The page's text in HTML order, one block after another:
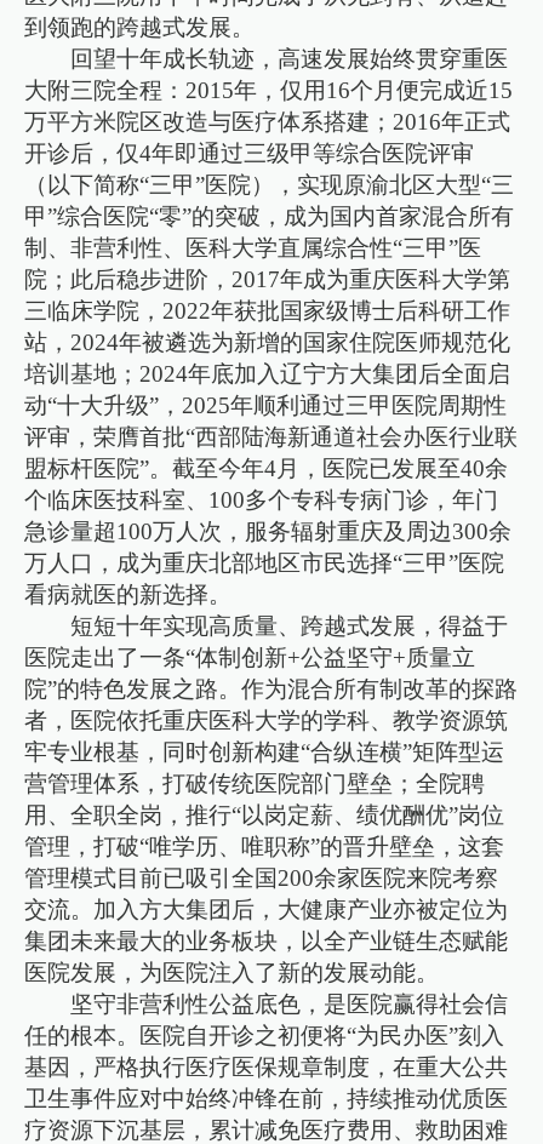
到领跑的跨越式发展。
回望十年成长轨迹，高速发展始终贯穿重医
大附三院全程：2015年，仅用16个月便完成近15
万平方米院区改造与医疗体系搭建；2016年正式
开诊后，仅4年即通过三级甲等综合医院评审
（以下简称“三甲”医院），实现原渝北区大型“三
甲”综合医院“零”的突破，成为国内首家混合所有
制、非营利性、医科大学直属综合性“三甲”医
院；此后稳步进阶，2017年成为重庆医科大学第
三临床学院，2022年获批国家级博士后科研工作
站，2024年被遴选为新增的国家住院医师规范化
培训基地；2024年底加入辽宁方大集团后全面启
动“十大升级”，2025年顺利通过三甲医院周期性
评审，荣膺首批“西部陆海新通道社会办医行业联
盟标杆医院”。截至今年4月，医院已发展至40余
个临床医技科室、100多个专科专病门诊，年门
急诊量超100万人次，服务辐射重庆及周边300余
万人口，成为重庆北部地区市民选择“三甲”医院
看病就医的新选择。
短短十年实现高质量、跨越式发展，得益于
医院走出了一条“体制创新+公益坚守+质量立
院”的特色发展之路。作为混合所有制改革的探路
者，医院依托重庆医科大学的学科、教学资源筑
牢专业根基，同时创新构建“合纵连横”矩阵型运
营管理体系，打破传统医院部门壁垒；全院聘
用、全职全岗，推行“以岗定薪、绩优酬优”岗位
管理，打破“唯学历、唯职称”的晋升壁垒，这套
管理模式目前已吸引全国200余家医院来院考察
交流。加入方大集团后，大健康产业亦被定位为
集团未来最大的业务板块，以全产业链生态赋能
医院发展，为医院注入了新的发展动能。
坚守非营利性公益底色，是医院赢得社会信
任的根本。医院自开诊之初便将“为民办医”刻入
基因，严格执行医疗医保规章制度，在重大公共
卫生事件应对中始终冲锋在前，持续推动优质医
疗资源下沉基层，累计减免医疗费用、救助困难